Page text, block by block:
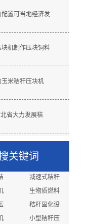
置可当地经济发
机制作压块饲料
米秸秆压块机
省大力发展秸
关键词
减速式秸秆
生物质燃料
秸秆固化设
小型秸秆压